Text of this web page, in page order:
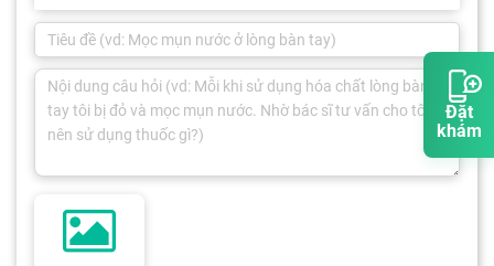
Đặt
khám